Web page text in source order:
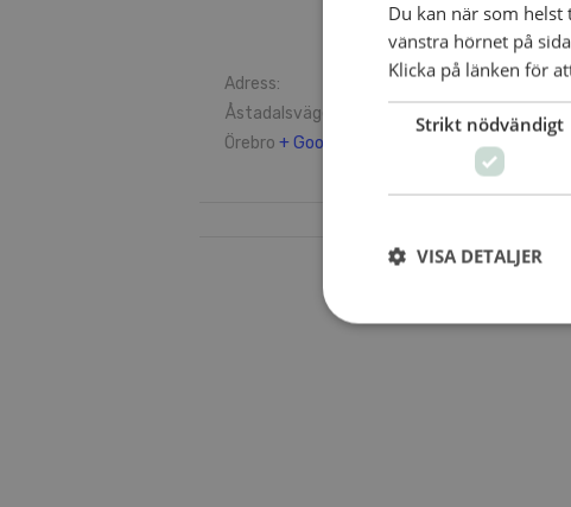
Adress:
Åstadalsvägen 2
Örebro + Google Map
Du kan när som
vänstra hörnet på
Klicka på länken för
Strikt nödvändigt
VISA DETALJER